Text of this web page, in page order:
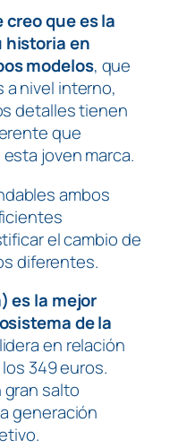
que es la
historia en
modelos, que
nivel interno,
detalles tienen
que
joven marca.
ambos
el cambio de
diferentes.
es la mejor
de la
en relación
349 euros.
gran salto
generación